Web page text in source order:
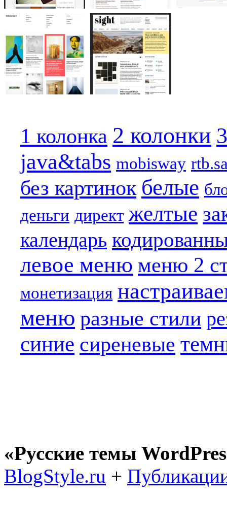
1 колонка 2 колонки
java&tabs mobisway
без картинок белые
деньги директ желтые
календарь
левое меню меню 2
монетизация
меню разные стили
синие сиреневые
«Русские темы
BlogStyle.ru +